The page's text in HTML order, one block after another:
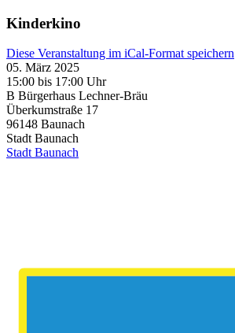
Kinderkino
Diese Veranstaltung im iCal-Format speichern
05. März 2025
15:00 bis 17:00 Uhr
B Bürgerhaus Lechner-Bräu
Überkumstraße 17
96148 Baunach
Stadt Baunach
Stadt Baunach